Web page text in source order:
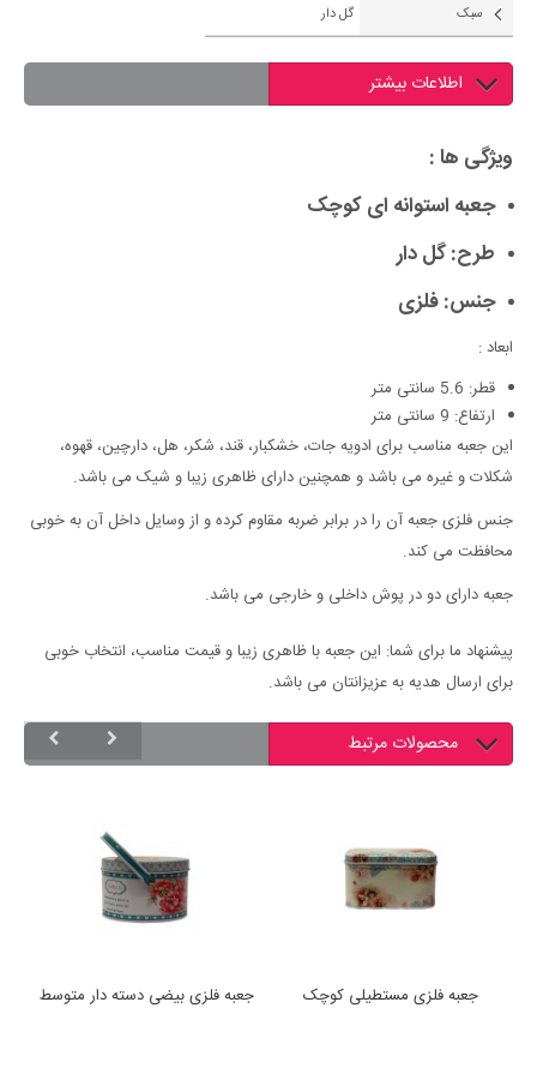
سبک گل دار
اطلاعات بیشتر
ویژگی ها :
جعبه استوانه ای کوچک
طرح: گل دار
جنس: فلزی
ابعاد :
قطر: 5.6 سانتی متر
ارتفاع: 9 سانتی متر
این جعبه مناسب برای ادویه جات، خشکبار، قند، شکر، هل، دارچین، قهوه،
شکلات و غیره می باشد و همچنین دارای ظاهری زیبا و شیک می باشد.
جنس فلزی جعبه آن را در برابر ضربه مقاوم کرده و از وسایل داخل آن به خوبی
محافظت می کند.
جعبه دارای دو در پوش داخلی و خارجی می باشد.
پیشنهاد ما برای شما: این جعبه با ظاهری زیبا و قیمت مناسب، انتخاب خوبی
برای ارسال هدیه به عزیزانتان می باشد.
محصولات مرتبط
جعبه فلزی بیضی دسته دار متوسط جعبه فلزی مستطیلی کوچک